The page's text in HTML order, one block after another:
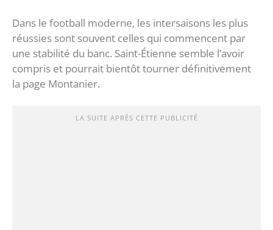
Dans le football moderne, les intersaisons les plus
réussies sont souvent celles qui commencent par
une stabilité du banc. Saint-Étienne semble l’avoir
compris et pourrait bientôt tourner définitivement
la page Montanier.
LA SUITE APRÈS CETTE PUBLICITÉ